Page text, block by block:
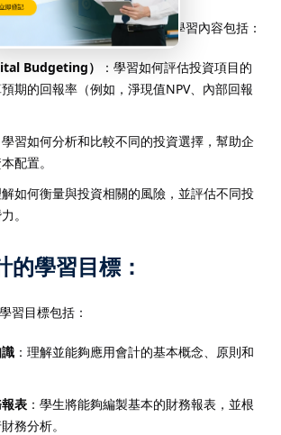
會計信息做出經濟決策。主要學習內容包括：
Budgeting）
：學習如何評估投資項目的
期的回報率（例如，淨現值NPV、內部回報
習如何分析和比較不同的投資選擇，幫助企
配置。
解如何衡量與投資相關的風險，並評估不同投
。
學習目標：
習目標包括：
：理解並能夠應用會計的基本概念、原則和
表 ：學生將能夠編製基本的財務報表，並根
務分析。